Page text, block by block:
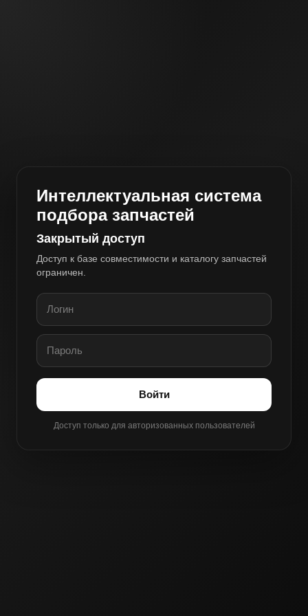
Интеллектуальная система
подбора запчастей
Закрытый доступ
Доступ к базе совместимости и каталогу запчастей
ограничен.
Войти
Доступ только для авторизованных пользователей